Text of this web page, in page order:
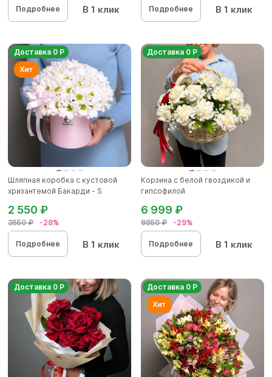
Подробнее В 1 клик Подробнее В 1 клик
Доставка 0 Р
Шляпная коробка с кустовой
хризантемой Бакарди - S
3550 ₽ -28%
2 550 ₽
Подробнее В 1 клик
Доставка 0 Р
Корзина с белой гвоздикой и
гипсофилой
9850 ₽ -29%
6 999 ₽
Подробнее В 1 клик
Доставка 0 Р Доставка 0 Р